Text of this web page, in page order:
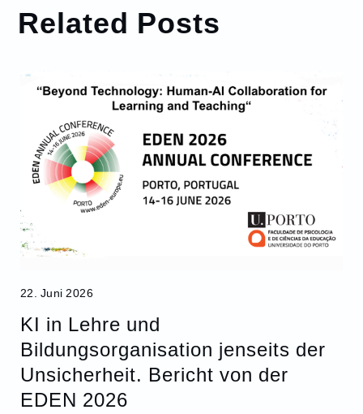
Related Posts
22. Juni 2026
KI in Lehre und
Bildungsorganisation jenseits der
Unsicherheit. Bericht von der
EDEN 2026